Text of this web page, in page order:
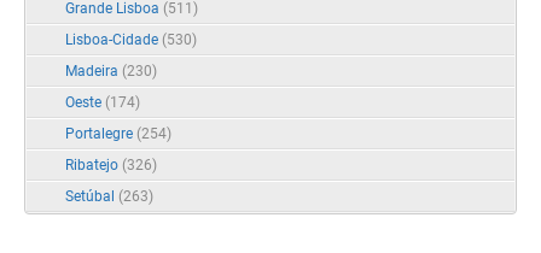
Grande Lisboa (511)
Lisboa-Cidade (530)
Madeira (230)
Oeste (174)
Portalegre (254)
Ribatejo (326)
Setúbal (263)